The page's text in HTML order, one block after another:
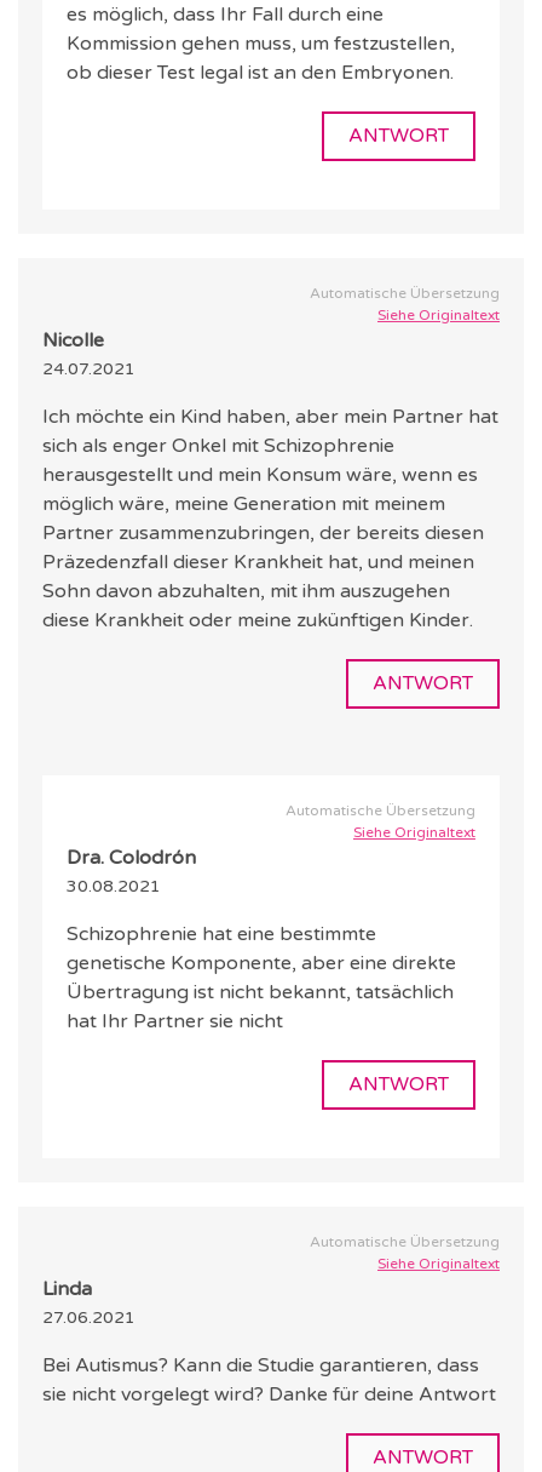
es möglich, dass Ihr Fall durch eine
Kommission gehen muss, um festzustellen,
ob dieser Test legal ist an den Embryonen.
ANTWORT
Automatische Übersetzung
Siehe Originaltext
Nicolle
24.07.2021
Ich möchte ein Kind haben, aber mein Partner hat
sich als enger Onkel mit Schizophrenie
herausgestellt und mein Konsum wäre, wenn es
möglich wäre, meine Generation mit meinem
Partner zusammenzubringen, der bereits diesen
Präzedenzfall dieser Krankheit hat, und meinen
Sohn davon abzuhalten, mit ihm auszugehen
diese Krankheit oder meine zukünftigen Kinder.
ANTWORT
Automatische Übersetzung
Siehe Originaltext
Dra. Colodrón
30.08.2021
Schizophrenie hat eine bestimmte
genetische Komponente, aber eine direkte
Übertragung ist nicht bekannt, tatsächlich
hat Ihr Partner sie nicht
ANTWORT
Automatische Übersetzung
Siehe Originaltext
Linda
27.06.2021
Bei Autismus? Kann die Studie garantieren, dass
sie nicht vorgelegt wird? Danke für deine Antwort
ANTWORT